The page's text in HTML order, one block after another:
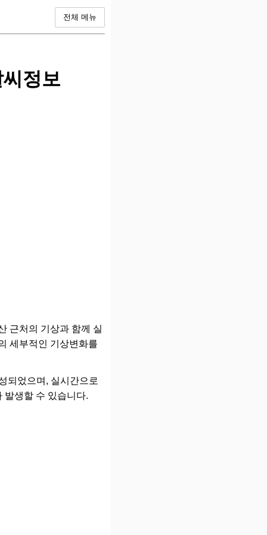
전체 메뉴
정보
근처의 기상과 함께 실
세부적인 기상변화를
되었으며, 실시간으로
발생할 수 있습니다.